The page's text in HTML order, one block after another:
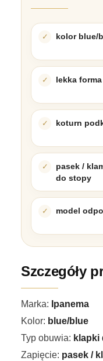
kolor blue/
lekka
koturn
pasek /
do stopy
model
Szczegóły
Marka: Ipanema
Kolor: blue/blue
Typ obuwia: klapki
Zapięcie: pasek /